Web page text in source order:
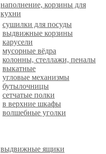
наполнение, корзины для
кухни
сушилки для посуды
выдвижные корзины
карусели
мусорные вёдра
колонны, стеллажи, пеналы
выкатные
угловые механизмы
бутылочницы
сетчатые полки
в верхние шкафы
волшебные уголки
выдвижные ящики